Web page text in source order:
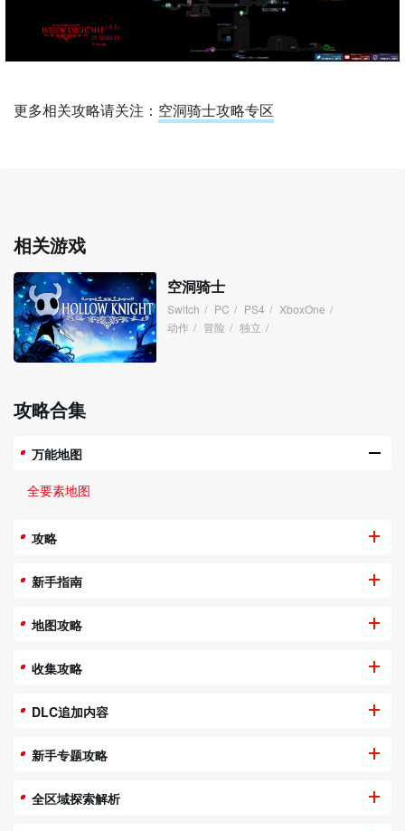
更多相关攻略请关注： 空洞骑士攻略专区
相关游戏
空洞骑士
Switch / PC / PS4 / XboxOne /
动作 / 冒险 / 独立 /
攻略合集
万能地图
全要素地图
攻略
新手指南
地图攻略
收集攻略
DLC追加内容
新手专题攻略
全区域探索解析